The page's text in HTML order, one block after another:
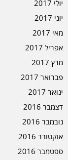
יולי 2017
יוני 2017
מאי 2017
אפריל 2017
מרץ 2017
פברואר 2017
ינואר 2017
דצמבר 2016
נובמבר 2016
אוקטובר 2016
ספטמבר 2016